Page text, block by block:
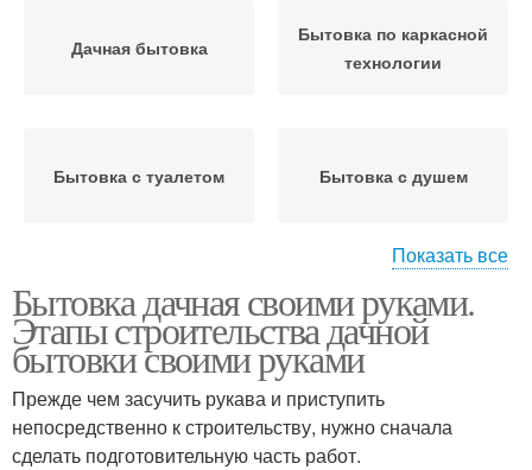
Дачная бытовка
Бытовка по каркасной
технологии
Бытовка с туалетом Бытовка с душем
Жилая бытовка Дачные бытовки
Показать все
Бытовка дачная своими руками.
Этапы строительства дачной
бытовки своими руками
Прежде чем засучить рукава и приступить
непосредственно к строительству, нужно сначала
сделать подготовительную часть работ.